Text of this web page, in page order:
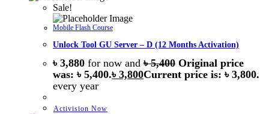
Sale!
Mobile Flash Course
Unlock Tool GU Server – D (12 Months Activation)
৳ 3,880 for now and৳5,400 Original price
was: ৳ 5,400.৳ 3,800Current price is: ৳ 3,800.
every year
Activision Now